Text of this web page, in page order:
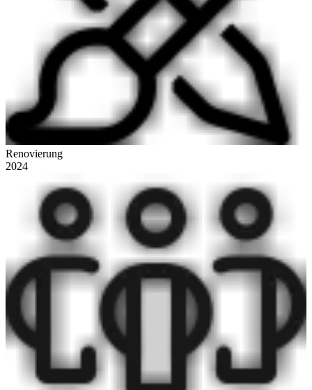
Renovierung
2024